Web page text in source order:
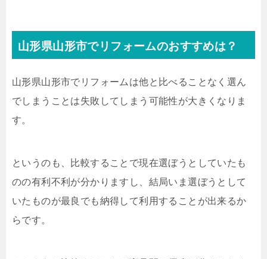
山形県山形市でリフォームのおすすめは？
山形県山形市でリフォームは他と比べることなく選ん
でしまうことは失敗してしまう可能性が大きくなりま
す。
というのも、比較することで現在選ぼうとしていたも
のの有利不利が分かりますし、結局いま選ぼうとして
いたものが最良でも納得して利用することが出来るか
らです。